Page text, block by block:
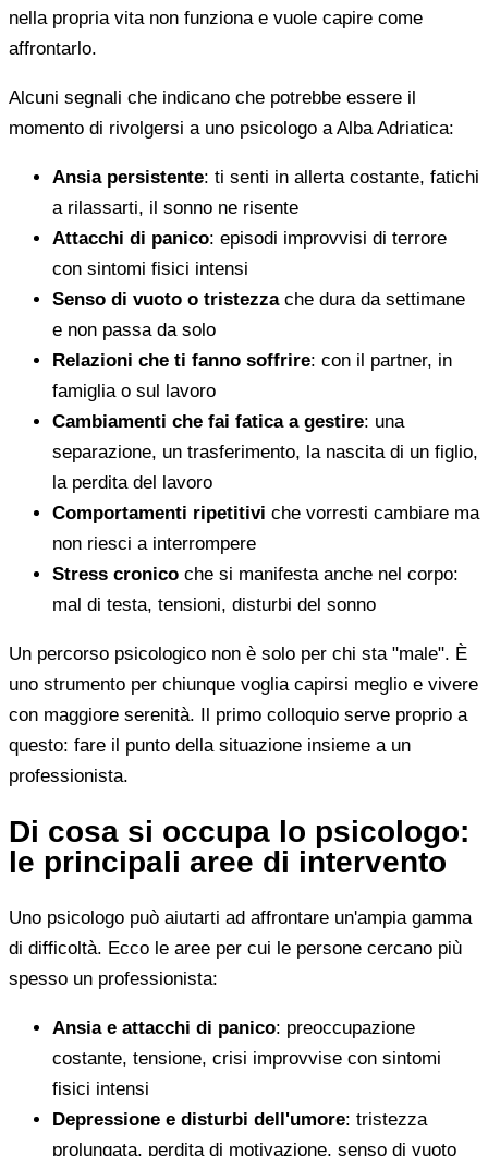
nella propria vita non funziona e vuole capire come
affrontarlo.
Alcuni segnali che indicano che potrebbe essere il
momento di rivolgersi a uno psicologo a Alba Adriatica:
Ansia persistente: ti senti in allerta costante, fatichi
a rilassarti, il sonno ne risente
Attacchi di panico: episodi improvvisi di terrore
con sintomi fisici intensi
Senso di vuoto o tristezzache dura da settimane
e non passa da solo
Relazioni che ti fanno soffrire: con il partner, in
famiglia o sul lavoro
Cambiamenti che fai fatica a gestire: una
separazione, un trasferimento, la nascita di un figlio,
la perdita del lavoro
Comportamenti ripetitivi che vorresti cambiare ma
non riesci a interrompere
Stress cronico che si manifesta anche nel corpo:
mal di testa, tensioni, disturbi del sonno
Un percorso psicologico non è solo per chi sta "male". È
uno strumento per chiunque voglia capirsi meglio e vivere
con maggiore serenità. Il primo colloquio serve proprio a
questo: fare il punto della situazione insieme a un
professionista.
Di cosa si occupa lo psicologo:
le principali aree di intervento
Uno psicologo può aiutarti ad affrontare un'ampia gamma
di difficoltà. Ecco le aree per cui le persone cercano più
spesso un professionista:
Ansia e attacchi di panico: preoccupazione
costante, tensione, crisi improvvise con sintomi
fisici intensi
Depressione e disturbi dell'umore: tristezza
prolungata, perdita di motivazione, senso di vuoto